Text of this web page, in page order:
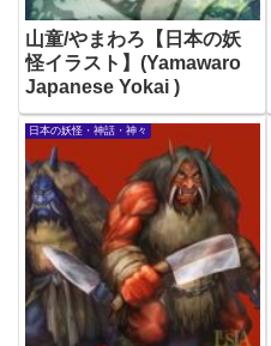
山童/やまわろ【日本の妖
怪イラスト】(Yamawaro
Japanese Yokai )
日本の妖怪・神話・神々